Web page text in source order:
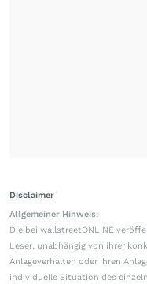
Disclaimer
Allgemeiner Hinweis:
Die bei wallstreetONLINE
Leser, unabhängig von ihrer
Anlageverhalten oder ihren
individuelle Situation des